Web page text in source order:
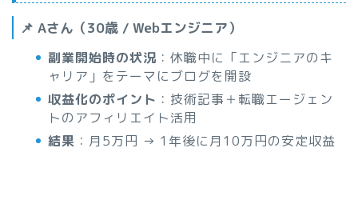
📌 Aさん（30歳 / Webエンジニア）
副業開始時の状況 ：休職中に「エンジニアのキ
ャリア」をテーマにブログを開設
収益化のポイント ：技術記事＋転職エージェン
トのアフィリエイト活用
結果 ：月5万円 → 1年後に月10万円の安定収益